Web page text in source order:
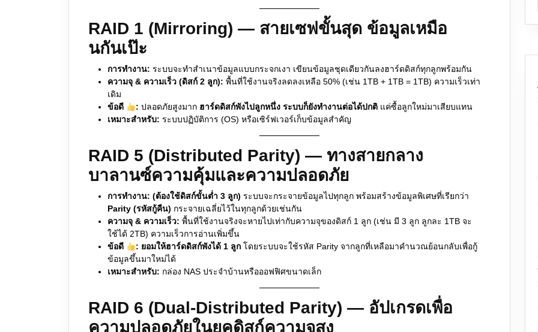
RAID 1 (Mirroring) — สายเซฟขั้นสุด ข้อมูลเหมือ
นกันเป๊ะ
การทำงาน: ระบบจะทำสำเนาข้อมูลแบบกระจกเงา เขียนข้อมูลชุดเดียวกันลงฮาร์ดดิสก์ทุกลูกพร้อมกัน
ความจุ & ความเร็ว (ดิสก์ 2 ลูก): พื้นที่ใช้งานจริงลดลงเหลือ 50% (เช่น 1TB + 1TB = 1TB) ความเร็วเท่า
เดิม
ข้อดี
: ปลอดภัยสูงมาก ฮาร์ดดิสก์พังไปลูกหนึ่ง ระบบก็ยังทำงานต่อได้ปกติแค่ซื้อลูกใหม่มาเสียบแทน
เหมาะสำหรับ: ระบบปฏิบัติการ (OS) หรือเซิร์ฟเวอร์เก็บข้อมูลสำคัญ
RAID 5 (Distributed Parity) — ทางสายกลาง
บาลานซ์ความคุ้มและความปลอดภัย
การทำงาน: (ต้องใช้ดิสก์ขั้นต่ำ 3 ลูก) ระบบจะกระจายข้อมูลไปทุกลูก พร้อมสร้างข้อมูลพิเศษที่เรียกว่า
Parity (รหัสกู้คืน) กระจายเฉลี่ยไว้ในทุกลูกด้วยเช่นกัน
ความจุ & ความเร็ว: พื้นที่ใช้งานจริงจะหายไปเท่ากับความจุของดิสก์ 1 ลูก (เช่น มี 3 ลูก ลูกละ 1TB จะ
ใช้ได้ 2TB) ความเร็วการอ่านเพิ่มขึ้น
ข้อดี
: ยอมให้ฮาร์ดดิสก์พังได้ 1 ลูกโดยระบบจะใช้รหัส Parity จากลูกที่เหลือมาคำนวณย้อนกลับเพื่อกู้
ข้อมูลขึ้นมาใหม่ได้
เหมาะสำหรับ: กล่อง NAS ประจำบ้านหรือออฟฟิศขนาดเล็ก
RAID 6 (Dual-Distributed Parity) — อัปเกรดเพื่อ
ความปลอดภัยในยุคดิสก์ความจุสูง